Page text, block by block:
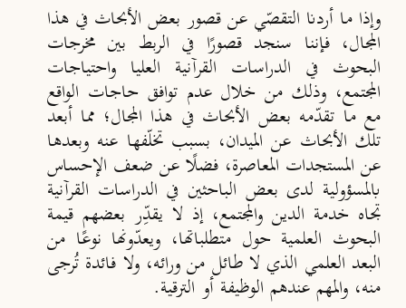
وإذا ما أردنا التقصّي عن قصور بعض الأبحاث في هذا
المجال، فإننا سنجد قصورًا في الربط بين مخرجات
البحوث في الدراسات القرآنية العليا واحتياجات
المجتمع، وذلك من خلال عدم توافق حاجات الواقع
مع ما تقدّمه بعض الأبحاث في هذا المجال؛ مما أبعد
تلك الأبحاث عن الميدان، بسبب تخلّفها عنه وبعدها
عن المستجدات المعاصرة، فضلًا عن ضعف الإحساس
بالمسؤولية لدى بعض الباحثين في الدراسات القرآنية
تجاه خدمة الدين والمجتمع، إذ لا يقدِّر بعضهم قيمة
البحوث العلمية حول متطلباتها، ويعدّونها نوعًا من
البعد العلمي الذي لا طائل من ورائه، ولا فائدة تُرجی
منه، والمهم عندهم الوظيفة أو الترقية.